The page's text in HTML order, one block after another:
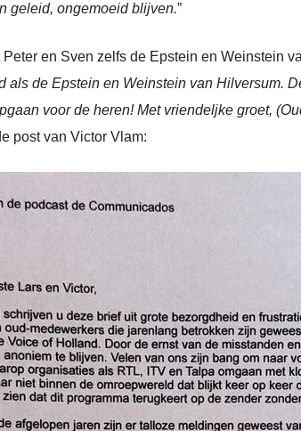
geleid, ongemoeid blijven.”
Peter en Sven zelfs de Epstein en Weinstein
als de Epstein en Weinstein van Hilversum.
voor de heren! Met vriendeljke groet,
post van Victor Vlam: